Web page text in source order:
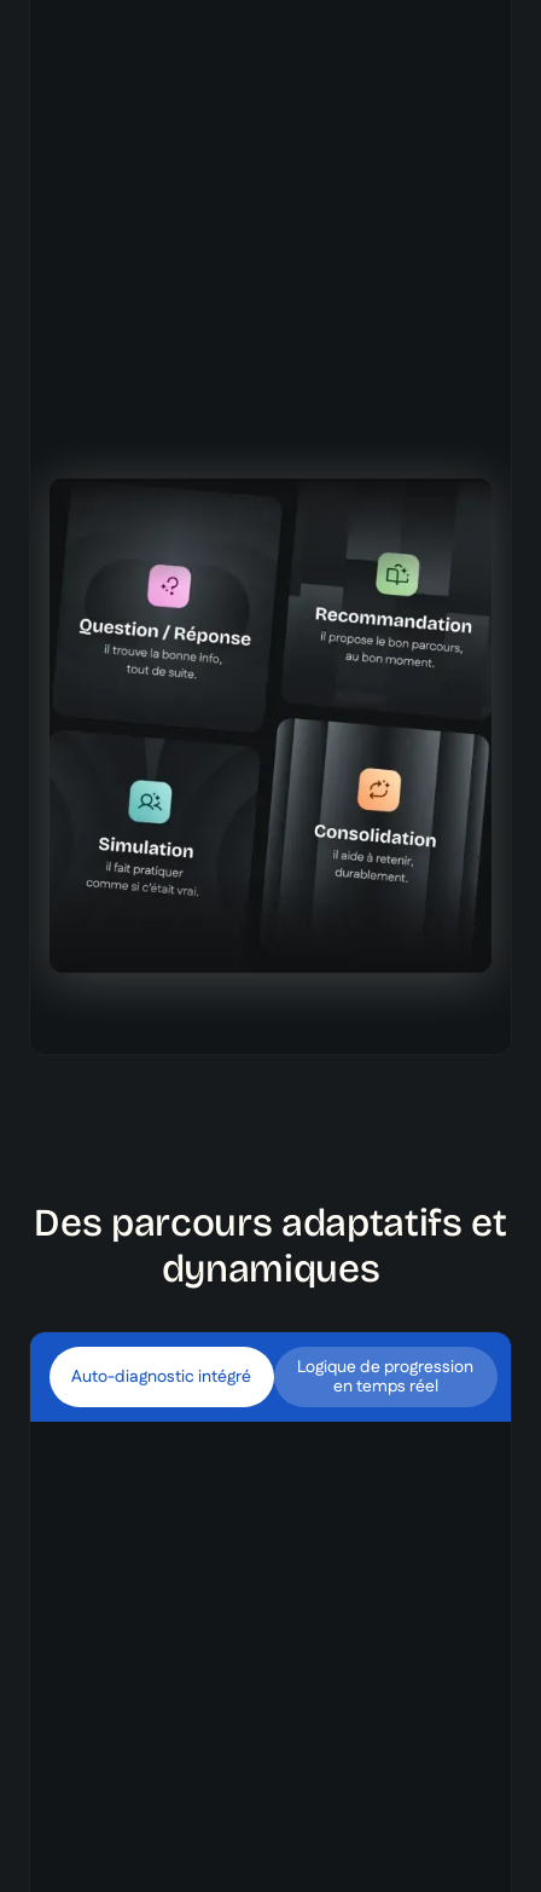
pensés métier
Information contextualisée, basée sur vos
métiers et vos contenus
Entraînement immersif, en conditions réelles
Des simulations qui reproduisent fidèlement les
situations vécues par vos équipes
Parcours sur-mesure, ajustés selon le profil et
le niveau de compétences
Des parcours adaptatifs et
dynamiques
Auto-diagnostic intégré
Logique de progression
en temps réel